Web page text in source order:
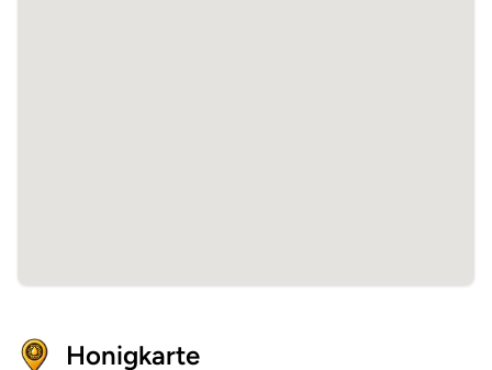
Honigkarte